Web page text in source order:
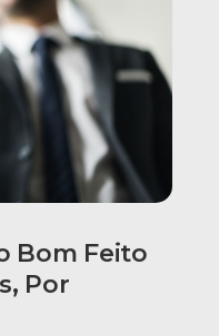
Bom Feito
Por